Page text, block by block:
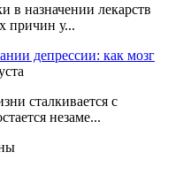
в назначении лекарств
причин у...
депрессии: как мозг
сталкивается с
незаме...